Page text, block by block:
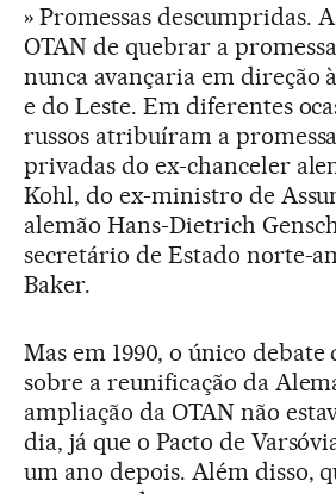
» Promessas descumpridas.
OTAN de quebrar a
nunca avançaria em direção
e do Leste. Em diferentes
russos atribuíram a
privadas do ex-chanceler
Kohl, do ex-ministro de
alemão Hans-Dietrich
secretário de Estado norte-
Baker.
Mas em 1990, o único debate
sobre a reunificação da
ampliação da OTAN não
dia, já que o Pacto de
um ano depois. Além disso,